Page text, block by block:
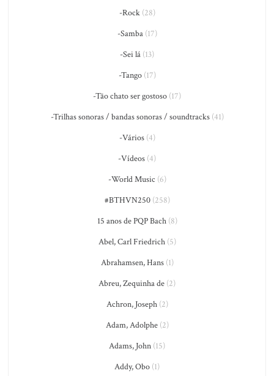
-Rock(28)
-Samba(17)
-Sei lá (13)
-Tango(17)
-Tão chato ser gostoso (17)
-Trilhas sonoras / bandas sonoras / soundtracks(41)
-Vários(4)
-Vídeos (4)
-World Music (6)
#BTHVN250(258)
15 anos de PQP Bach(8)
Abel, Carl Friedrich(5)
Abrahamsen, Hans(1)
Abreu, Zequinha de (2)
Achron, Joseph(2)
Adam, Adolphe(2)
Adams, John (15)
Addy, Obo (1)